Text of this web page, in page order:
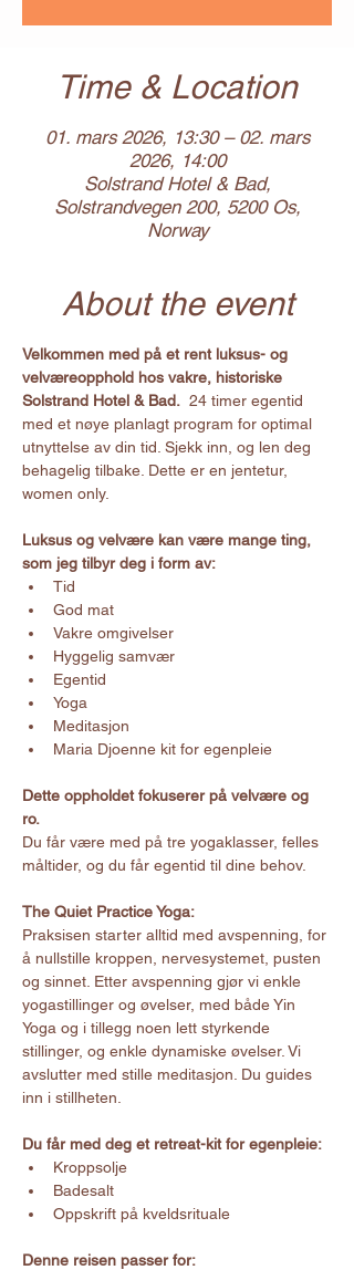
Time & Location
01. mars 2026, 13:30 – 02. mars
2026, 14:00
Solstrand Hotel & Bad,
Solstrandvegen 200, 5200 Os,
Norway
About the event
Velkommen med på et rent luksus- og
velværeopphold hos vakre, historiske
Solstrand Hotel & Bad. 24 timer egentid
med et nøye planlagt program for optimal
utnyttelse av din tid. Sjekk inn, og len deg
behagelig tilbake. Dette er en jentetur,
women only.
Luksus og velvære kan være mange ting,
som jeg tilbyr deg i form av:
Tid
God mat
Vakre omgivelser
Hyggelig samvær
Egentid
Yoga
Meditasjon
Maria Djoenne kit for egenpleie
Dette oppholdet fokuserer på velvære og
ro.
Du får være med på tre yogaklasser, felles
måltider, og du får egentid til dine behov.
The Quiet Practice Yoga:
Praksisen starter alltid med avspenning, for
å nullstille kroppen, nervesystemet, pusten
og sinnet. Etter avspenning gjør vi enkle
yogastillinger og øvelser, med både Yin
Yoga og i tillegg noen lett styrkende
stillinger, og enkle dynamiske øvelser. Vi
avslutter med stille meditasjon. Du guides
inn i stillheten.
Du får med deg et retreat-kit for egenpleie:
Kroppsolje
Badesalt
Oppskrift på kveldsrituale
Denne reisen passer for: